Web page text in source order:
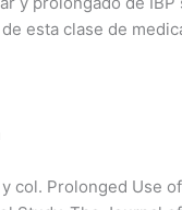
esta clase de
col. Prolonged Use